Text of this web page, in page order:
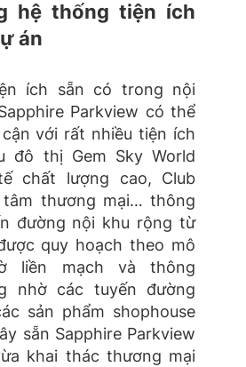
hệ thống tiện ích
án
ích sẵn có trong nội
Parkview có thể
với rất nhiều tiện ích
đô thị Gem Sky World
chất lượng cao, Club
tâm thương mại… thông
đường nội khu rộng từ
quy hoạch theo mô
liền mạch và thông
nhờ các tuyến đường
sản phẩm shophouse
sẵn Sapphire Parkview
khai thác thương mại